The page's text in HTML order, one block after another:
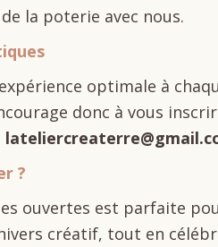
la poterie avec nous.
optimale à
donc à vous
?
ouvertes est parfaite
créatif, tout en